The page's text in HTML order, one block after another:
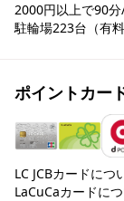
2000円以上で90
駐輪場223台（有
ポイントカー
LC JCBカードにつ
LaCuCaカードに